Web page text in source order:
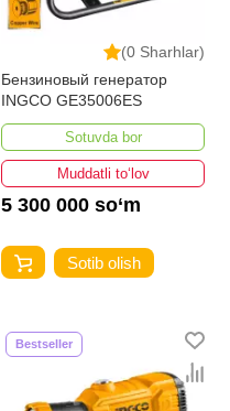
(0 Sharhlar)
Бензиновый генератор
INGCO GE35006ES
Sotuvda bor
Muddatli to‘lov
5 300 000 so‘m
Sotib olish
Bestseller